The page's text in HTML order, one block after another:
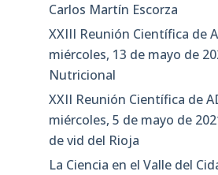
Carlos Martín Escorza
XXIII Reunión Científica de
miércoles, 13 de mayo de
Nutricional
XXII Reunión Científica de
miércoles, 5 de mayo de
de vid del Rioja
La Ciencia en el Valle del